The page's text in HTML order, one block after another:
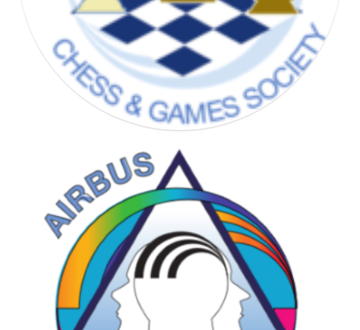
CHESS & GAMES SOCIETY